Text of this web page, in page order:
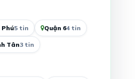
Phú5 tin Quận 64 tin
Tân3 tin